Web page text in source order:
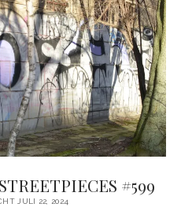
Menü
öffnen
HAMBURG
#599
JULI 22, 2024